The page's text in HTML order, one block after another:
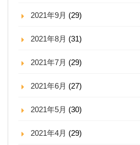
2021年9月 (29)
2021年8月 (31)
2021年7月 (29)
2021年6月 (27)
2021年5月 (30)
2021年4月 (29)